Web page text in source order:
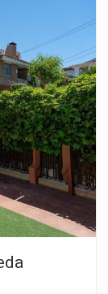
espacio
una
tres
completo.
En la
comedor y
a una
hay una
un baño
a todos los
la autopista C-